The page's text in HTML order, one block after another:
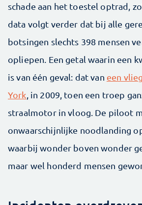
schade aan het toestel optrad,
data volgt verder dat bij alle
botsingen slechts 398 mensen
opliepen. Een getal waarin een
is van één geval: dat van een
York , in 2009, toen een troep
straalmotor in vloog. De piloot
onwaarschijnlijke noodlanding
waarbij wonder boven wonder
maar wel honderd mensen